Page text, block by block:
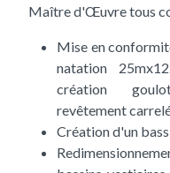
Maître d'Œuvre tous
Mise en
natation
création
revêtement
Création d'un